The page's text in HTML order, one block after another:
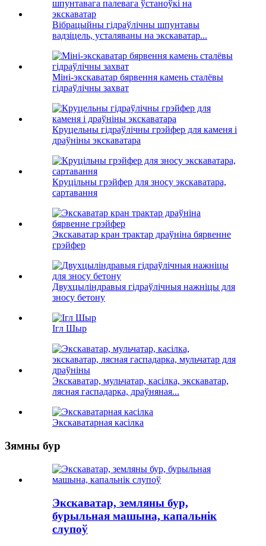
Вібрацыйны гідраўлічны шпунтавы
вадзіцель, усталяваны на экскаватар...
Міні-экскаватар бярвення камень сталёвы
гідраўлічны захват
Круцельны гідраўлічны грэйфер для каменя і
драўніны экскаватара
Круцільны грэйфер для зносу экскаватара,
сартавання
Экскаватар кран трактар ​​драўніна бярвенне
грэйфер
Двухцыліндравыя гідраўлічныя нажніцы для
зносу бетону
Ігл Шыр
Экскаватар, мульчатар, касілка, экскаватар,
лясная гаспадарка, драўняная...
Экскаватарная касілка
Зямны бур
Экскаватар, земляны бур,
бурыльная машына, капальнік
слупоў